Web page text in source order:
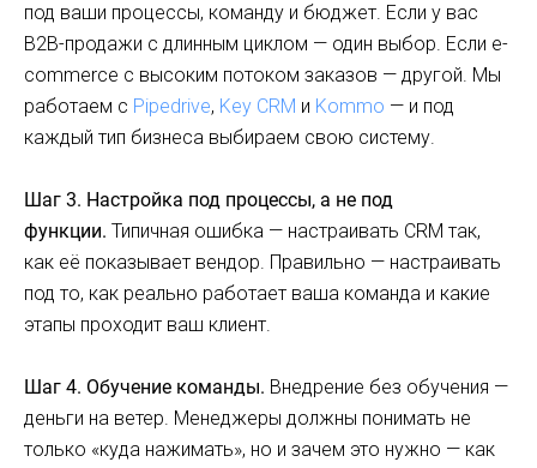
под ваши процессы, команду и бюджет. Если у вас
B2B-продажи с длинным циклом — один выбор. Если e-
commerce с высоким потоком заказов — другой. Мы
работаем с Pipedrive, Key CRM и Kommo — и под
каждый тип бизнеса выбираем свою систему.
Шаг 3. Настройка под процессы, а не под
функции. Типичная ошибка — настраивать CRM так,
как её показывает вендор. Правильно — настраивать
под то, как реально работает ваша команда и какие
этапы проходит ваш клиент.
Шаг 4. Обучение команды. Внедрение без обучения —
деньги на ветер. Менеджеры должны понимать не
только «куда нажимать», но и зачем это нужно — как